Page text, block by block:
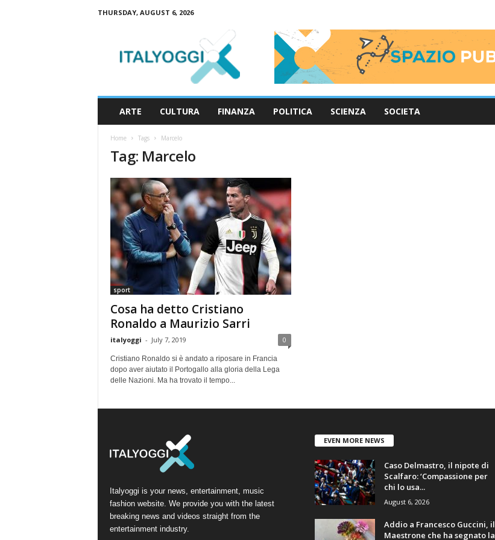
THURSDAY, AUGUST 6, 2026
ARTE CULTURA FINANZA POLITICA SCIENZA SOCIETA
Home Tags Marcelo
Tag: Marcelo
sport
Cosa ha detto Cristiano
Ronaldo a Maurizio Sarri
italyoggi - July 7, 2019 0
Cristiano Ronaldo si è andato a riposare in Francia
dopo aver aiutato il Portogallo alla gloria della Lega
delle Nazioni. Ma ha trovato il tempo...
Italyoggi is your news, entertainment, music
fashion website. We provide you with the latest
breaking news and videos straight from the
entertainment industry.
EVEN MORE NEWS
Caso Delmastro, il nipote di
Scalfaro: ‘Compassione per
chi lo usa...
August 6, 2026
Addio a Francesco Guccini, il
Maestrone che ha segnato la